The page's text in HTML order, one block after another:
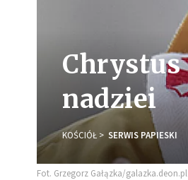
Chrystus
nadziei
KOŚCIÓŁ SERWIS PAPIESKI
Fot. Grzegorz Gałązka/galazka.deon.pl